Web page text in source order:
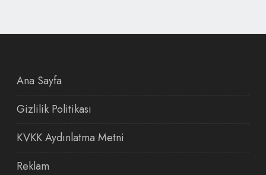
Ana Sayfa
Gizlilik Politikası
KVKK Aydınlatma Metni
Reklam